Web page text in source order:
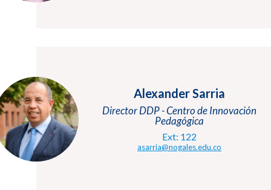
Alexander Sarria
Director DDP - Centro de Innovación
Pedagógica
Ext: 122
asarria@nogales.edu.co